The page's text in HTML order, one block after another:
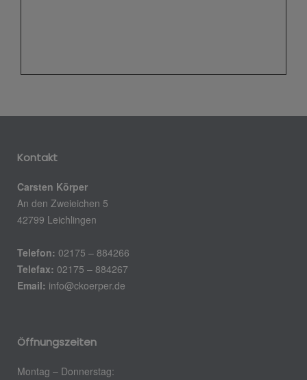
Kontakt
Carsten Körper
An den Zweieichen 5
42799 Leichlingen
Telefon: 02175 – 884266
Telefax: 02175 – 884267
Email: info@ckoerper.de
Öffnungszeiten
Montag – Donnerstag: